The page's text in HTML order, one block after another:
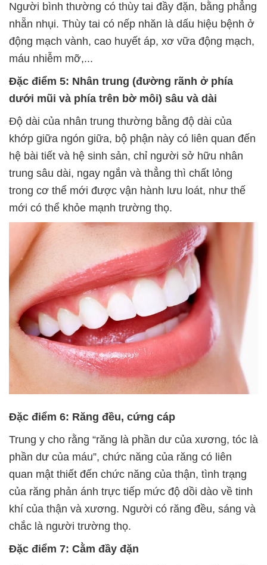
Người bình thường có thùy tai đầy đặn, bằng phẳng
nhẵn nhụi. Thùy tai có nếp nhăn là dấu hiệu bệnh ở
động mạch vành, cao huyết áp, xơ vữa động mạch,
máu nhiễm mỡ,...
Đặc điểm 5: Nhân trung (đường rãnh ở phía
dưới mũi và phía trên bờ môi) sâu và dài
Độ dài của nhân trung thường bằng độ dài của
khớp giữa ngón giữa, bộ phận này có liên quan đến
hệ bài tiết và hệ sinh sản, chỉ người sở hữu nhân
trung sâu dài, ngay ngắn và thẳng thì chất lỏng
trong cơ thể mới được vận hành lưu loát, như thế
mới có thể khỏe mạnh trường thọ.
Đặc điểm 6: Răng đều, cứng cáp
Trung y cho rằng “răng là phần dư của xương, tóc là
phần dư của máu”, chức năng của răng có liên
quan mật thiết đến chức năng của thận, tình trạng
của răng phản ánh trực tiếp mức độ dồi dào về tinh
khí của thận và xương. Người có răng đều, sáng và
chắc là người trường thọ.
Đặc điểm 7: Cằm đầy đặn